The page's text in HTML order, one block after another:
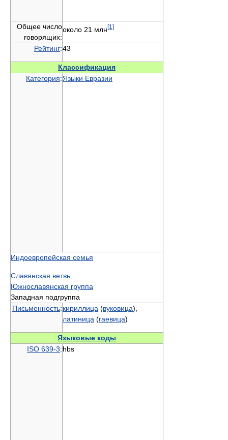
Общее число
говорящих:
около 21 млн[1]
Рейтинг:43
Классификация
Категория:Языки Евразии
Индоевропейская семья
Славянская ветвь
Южнославянская группа
Западная подгруппа
Письменность:кириллица (вуковица),
латиница (гаевица)
Языковые коды
ISO 639-3:hbs